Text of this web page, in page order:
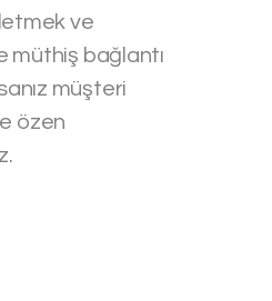
ve
müthiş bağlantı
müşteri
özen